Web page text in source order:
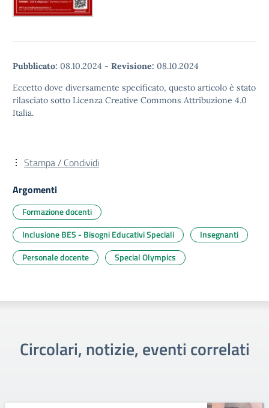
Pubblicato: 08.10.2024 - Revisione: 08.10.2024
Eccetto dove diversamente specificato, questo articolo è stato
rilasciato sotto Licenza Creative Commons Attribuzione 4.0
Italia.
Stampa / Condividi
Argomenti
Formazione docenti
Inclusione BES - Bisogni Educativi Speciali
Insegnanti
Personale docente
Special Olympics
Circolari, notizie, eventi correlati